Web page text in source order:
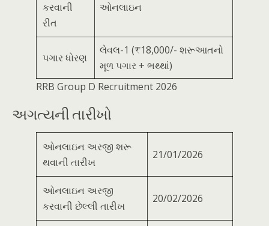
કરવાની
રીત
ઓનલાઇન
પગાર ધોરણ
લેવલ-1 (₹18,000/- શરૂઆતનો
મૂળ પગાર + ભથ્થાં)
RRB Group D Recruitment 2026
અગત્યની તારીખો
ઓનલાઇન અરજી શરૂ
થવાની તારીખ
21/01/2026
ઓનલાઇન અરજી
કરવાની છેલ્લી તારીખ
20/02/2026